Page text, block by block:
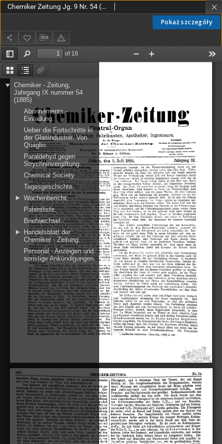
Pokaż szczegóły
Chemiker Zeitung Jg. 9 Nr. 54 (1885)